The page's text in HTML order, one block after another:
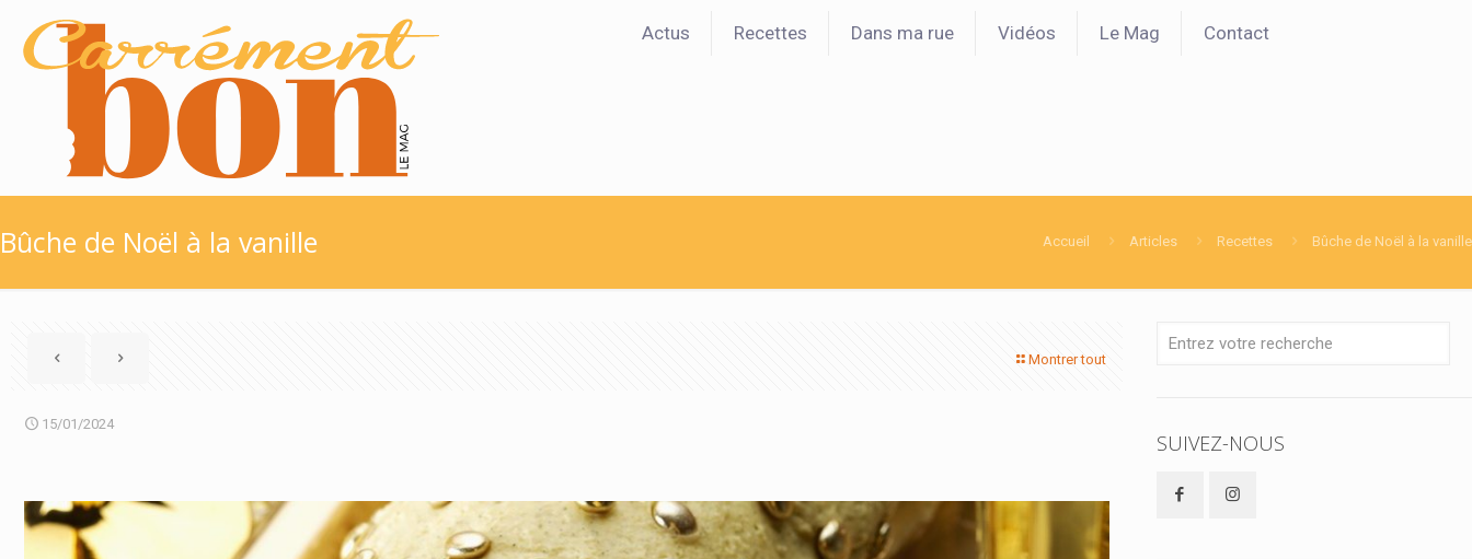
Actus Recettes Dans ma rue Vidéos Le Mag Contact
Bûche de Noël à la vanille Accueil Articles Recettes Bûche de Noël à la vanille
Montrer tout
15/01/2024
SUIVEZ-NOUS